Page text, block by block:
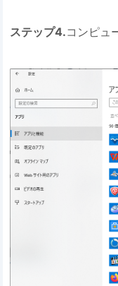
ステップ4.コンピュ